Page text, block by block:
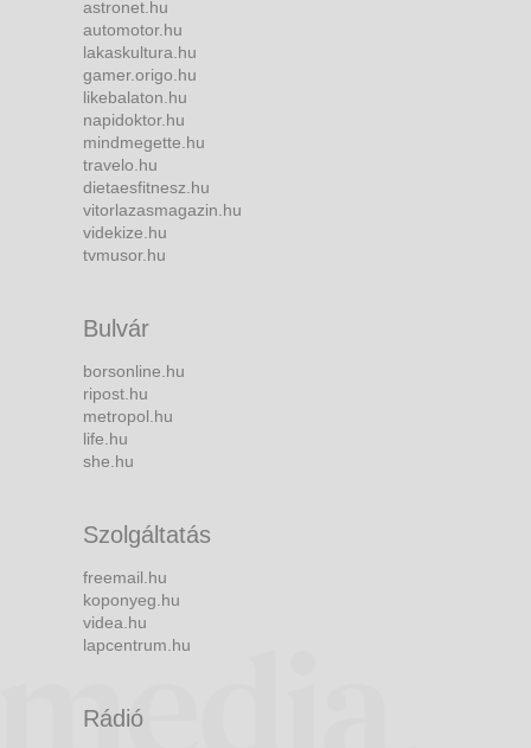
astronet.hu
automotor.hu
lakaskultura.hu
gamer.origo.hu
likebalaton.hu
napidoktor.hu
mindmegette.hu
travelo.hu
dietaesfitnesz.hu
vitorlazasmagazin.hu
videkize.hu
tvmusor.hu
Bulvár
borsonline.hu
ripost.hu
metropol.hu
life.hu
she.hu
Szolgáltatás
freemail.hu
koponyeg.hu
videa.hu
lapcentrum.hu
Rádió